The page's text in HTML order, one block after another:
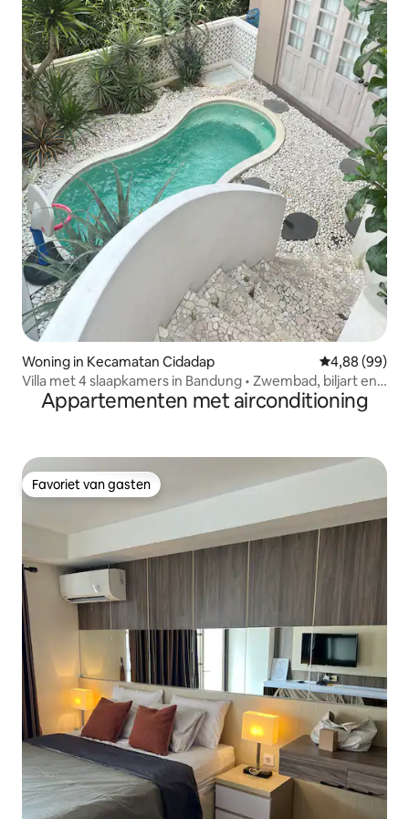
Woning in Kecamatan Cidadap Gemiddelde
4,88 (99)
Villa met 4 slaapkamers in Bandung • Zwembad, biljart en
uitzicht op groen
Appartementen met airconditioning
Favoriet van gasten
Favoriet van gasten